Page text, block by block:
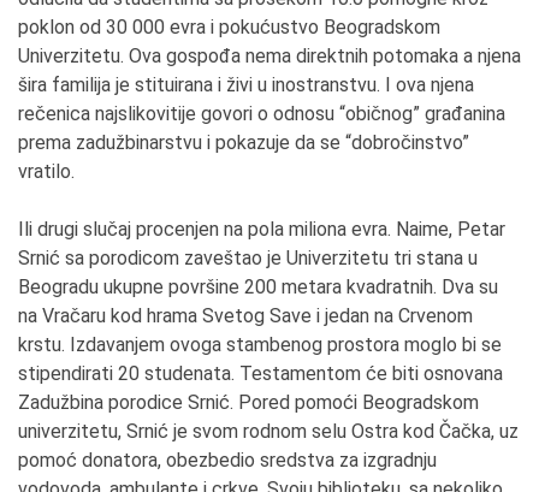
poklon od 30 000 evra i pokućustvo Beogradskom
Univerzitetu. Ova gospođa nema direktnih potomaka a njena
šira familija je stituirana i živi u inostranstvu. I ova njena
rečenica najslikovitije govori o odnosu “običnog” građanina
prema zadužbinarstvu i pokazuje da se “dobročinstvo”
vratilo.
Ili drugi slučaj procenjen na pola miliona evra. Naime, Petar
Srnić sa porodicom zaveštao je Univerzitetu tri stana u
Beogradu ukupne površine 200 metara kvadratnih. Dva su
na Vračaru kod hrama Svetog Save i jedan na Crvenom
krstu. Izdavanjem ovoga stambenog prostora moglo bi se
stipendirati 20 studenata. Testamentom će biti osnovana
Zadužbina porodice Srnić. Pored pomoći Beogradskom
univerzitetu, Srnić je svom rodnom selu Ostra kod Čačka, uz
pomoć donatora, obezbedio sredstva za izgradnju